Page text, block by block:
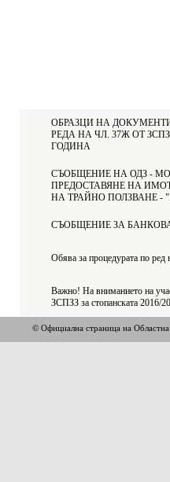
ОБРАЗЦИ НА
РЕДА НА ЧЛ. 37Ж ОТ
ГОДИНА
СЪОБЩЕНИЕ НА ОДЗ -
ПРЕДОСТАВЯНЕ НА
НА ТРАЙНО ПОЛЗВАНЕ -
СЪОБЩЕНИЕ ЗА
Обява за процедурата по
Важно! На вниманието на
ЗСПЗЗ за стопанската 2016/
© Официална страница на